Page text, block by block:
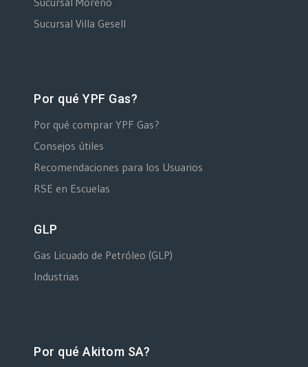
Sucursal Villa Gesell
Por qué YPF Gas?
Por qué comprar YPF Gas?
Consejos útiles
Recomendaciones para los Usuarios
RSE en Escuelas
GLP
Gas Licuado de Petróleo (GLP)
Industrias
Por qué Akitom SA?